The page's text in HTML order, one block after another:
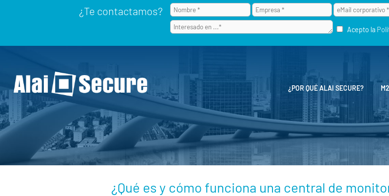
¿Te contactamos?
Acepto la
¿POR QUÉ ALAI SECURE?
¿Qué es y cómo funciona una central de